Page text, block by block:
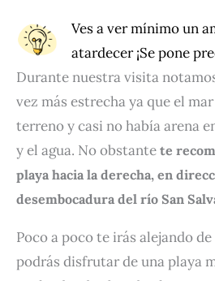
Ves a ver mínimo un
atardecer ¡Se pone
Durante nuestra visita
vez más estrecha ya que el
terreno y casi no había arena
y el agua. No obstante te
playa hacia la derecha, en
desembocadura del río San
Poco a poco te irás alejando
podrás disfrutar de una playa